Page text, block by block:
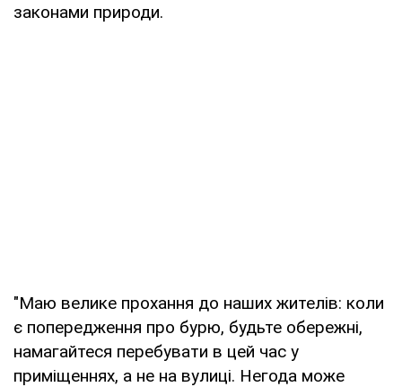
законами природи.
"Маю велике прохання до наших жителів: коли
є попередження про бурю, будьте обережні,
намагайтеся перебувати в цей час у
приміщеннях, а не на вулиці. Негода може